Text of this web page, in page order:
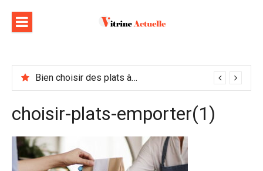
contenu
Bien choisir des plats à emporter : astuces et idées pour varier les plaisirs
choisir-plats-emporter(1)